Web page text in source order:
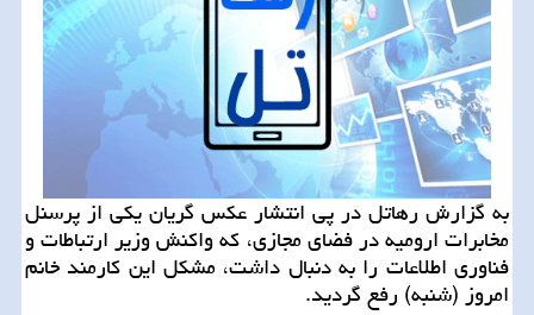
به گزارش رهاتل در پی انتشار عكس گریان یكی از پرسنل
مخابرات ارومیه در فضای مجازی، كه واكنش وزیر ارتباطات و
فناوری اطلاعات را به دنبال داشت، مشكل این كارمند خانم
امروز (شنبه) رفع گردید.